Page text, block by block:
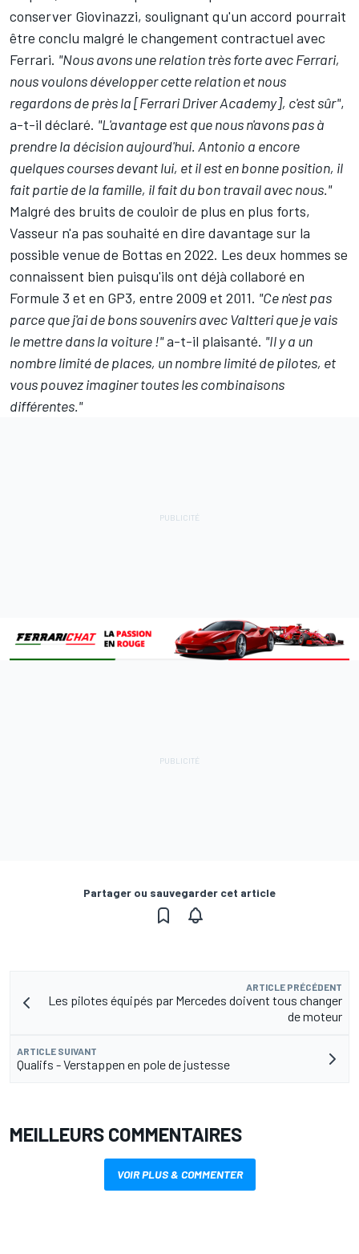
conserver Giovinazzi, soulignant qu'un accord pourrait
être conclu malgré le changement contractuel avec
Ferrari. "Nous avons une relation très forte avec Ferrari,
nous voulons développer cette relation et nous
regardons de près la [Ferrari Driver Academy], c'est sûr",
a-t-il déclaré. "L'avantage est que nous n'avons pas à
prendre la décision aujourd'hui. Antonio a encore
quelques courses devant lui, et il est en bonne position, il
fait partie de la famille, il fait du bon travail avec nous."
Malgré des bruits de couloir de plus en plus forts,
Vasseur n'a pas souhaité en dire davantage sur la
possible venue de Bottas en 2022. Les deux hommes se
connaissent bien puisqu'ils ont déjà collaboré en
Formule 3 et en GP3, entre 2009 et 2011. "Ce n'est pas
parce que j'ai de bons souvenirs avec Valtteri que je vais
le mettre dans la voiture !"a-t-il plaisanté. "Il y a un
nombre limité de places, un nombre limité de pilotes, et
vous pouvez imaginer toutes les combinaisons
différentes."
Partager ou sauvegarder cet article
ARTICLE PRÉCÉDENT
Les pilotes équipés par Mercedes doivent tous changer
de moteur
ARTICLE SUIVANT
Qualifs - Verstappen en pole de justesse
MEILLEURS COMMENTAIRES
VOIR PLUS & COMMENTER